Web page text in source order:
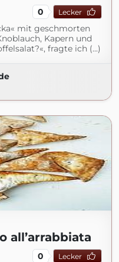
0 Lecker
mit geschmorten
Kapern und
fragte ich (...)
all’arrabbiata
0 Lecker